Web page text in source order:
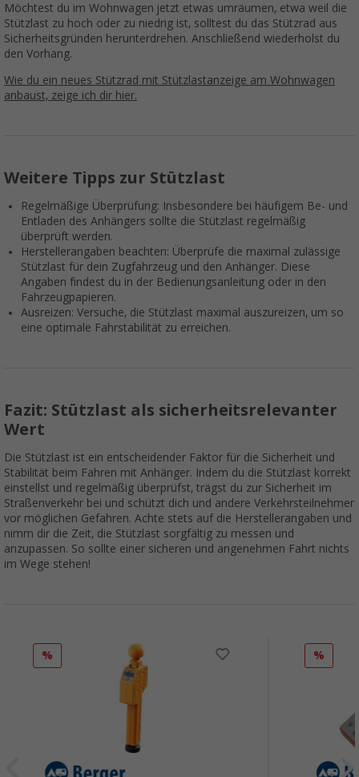
Möchtest du im Wohnwagen jetzt etwas umräumen, etwa weil die
Stützlast zu hoch oder zu niedrig ist, solltest du das Stützrad aus
Sicherheitsgründen herunterdrehen. Anschließend wiederholst du
den Vorhang.
Wie du ein neues Stützrad mit Stützlastanzeige am Wohnwagen
anbaust, zeige ich dir hier.
Weitere Tipps zur Stützlast
Regelmäßige Überprüfung: Insbesondere bei häufigem Be- und
Entladen des Anhängers sollte die Stützlast regelmäßig
überprüft werden.
Herstellerangaben beachten: Überprüfe die maximal zulässige
Stützlast für dein Zugfahrzeug und den Anhänger. Diese
Angaben findest du in der Bedienungsanleitung oder in den
Fahrzeugpapieren.
Ausreizen: Versuche, die Stützlast maximal auszureizen, um so
eine optimale Fahrstabilität zu erreichen.
Fazit: Stützlast als sicherheitsrelevanter
Wert
Die Stützlast ist ein entscheidender Faktor für die Sicherheit und
Stabilität beim Fahren mit Anhänger. Indem du die Stützlast korrekt
einstellst und regelmäßig überprüfst, trägst du zur Sicherheit im
Straßenverkehr bei und schützt dich und andere Verkehrsteilnehmer
vor möglichen Gefahren. Achte stets auf die Herstellerangaben und
nimm dir die Zeit, die Stützlast sorgfältig zu messen und
anzupassen. So sollte einer sicheren und angenehmen Fahrt nichts
im Wege stehen!
% %